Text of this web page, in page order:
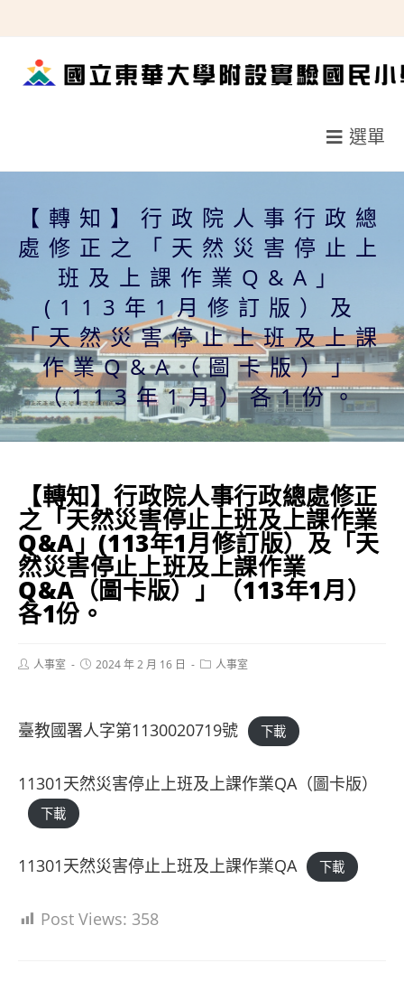
轉
選單
【轉知】行政院人事行政總
處修正之「天然災害停止上
班及上課作業Q&A」
(113年1月修訂版）及
「天然災害停止上班及上課
作業Q&A（圖卡版）」
（113年1月）各1份。
【轉知】行政院人事行政總處修正
之「天然災害停止上班及上課作業
Q&A」(113年1月修訂版）及「天
然災害停止上班及上課作業
Q&A（圖卡版）」（113年1月）
各1份。
Post人事室
Post2024 年 2 月 16 日
Post人事室
臺教國署人字第1130020719號 下載
11301天然災害停止上班及上課作業QA（圖卡版）
下載
11301天然災害停止上班及上課作業QA 下載
Post Views: 358